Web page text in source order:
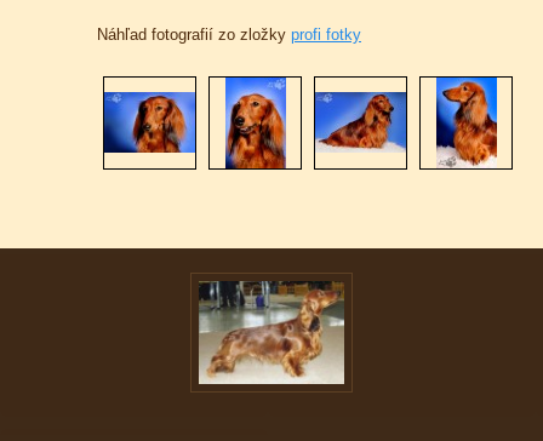
Náhľad fotografií zo zložky profi fotky